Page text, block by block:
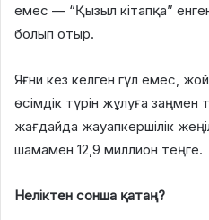
емес — “Қызыл кітапқа”
болып отыр.
Яғни кез келген гүл емес,
өсімдік түрін жұлуға
жағдайда жауапкершілік
шамамен 12,9 миллион теңге.
Неліктен сонша қатаң?